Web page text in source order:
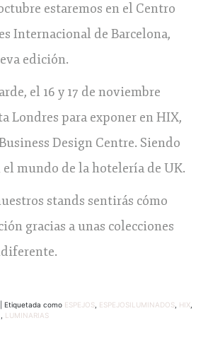
estaremos en el Centro
Internacional de Barcelona,
edición.
el 16 y 17 de noviembre
Londres para exponer en HIX,
Design Centre. Siendo
mundo de la hotelería de UK.
stands sentirás cómo
gracias a unas colecciones
Etiquetada como ESPEJOS, ESPEJOSILUMINADOS, HIX,
, LUMINARIAS